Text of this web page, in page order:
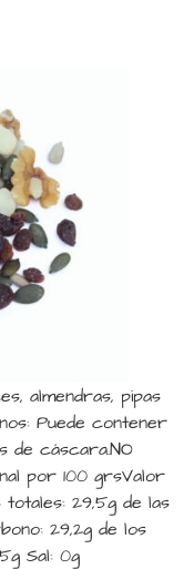
almendras, pipas
Puede contener
cáscara.NO
por 100 grsValor
29,5g de las
29,2g de los
Sal: 0g